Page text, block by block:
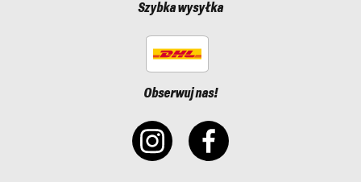
Szybka wysyłka
Obserwuj nas!